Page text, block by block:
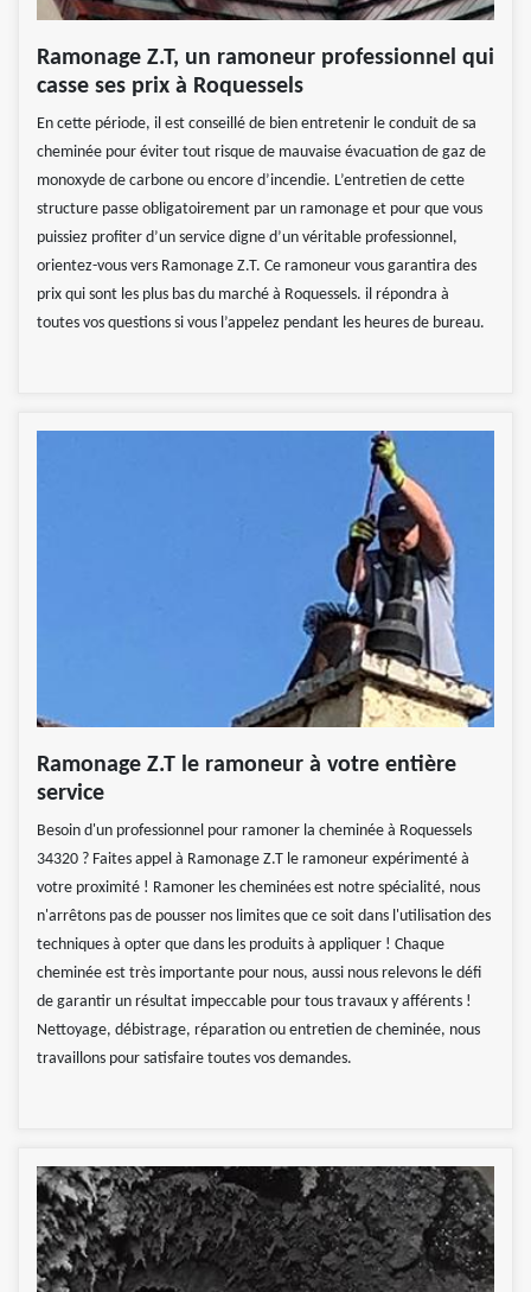
Ramonage Z.T, un ramoneur professionnel qui
casse ses prix à Roquessels
En cette période, il est conseillé de bien entretenir le conduit de sa
cheminée pour éviter tout risque de mauvaise évacuation de gaz de
monoxyde de carbone ou encore d’incendie. L’entretien de cette
structure passe obligatoirement par un ramonage et pour que vous
puissiez profiter d’un service digne d’un véritable professionnel,
orientez-vous vers Ramonage Z.T. Ce ramoneur vous garantira des
prix qui sont les plus bas du marché à Roquessels. il répondra à
toutes vos questions si vous l’appelez pendant les heures de bureau.
Ramonage Z.T le ramoneur à votre entière
service
Besoin d'un professionnel pour ramoner la cheminée à Roquessels
34320 ? Faites appel à Ramonage Z.T le ramoneur expérimenté à
votre proximité ! Ramoner les cheminées est notre spécialité, nous
n'arrêtons pas de pousser nos limites que ce soit dans l'utilisation des
techniques à opter que dans les produits à appliquer ! Chaque
cheminée est très importante pour nous, aussi nous relevons le défi
de garantir un résultat impeccable pour tous travaux y afférents !
Nettoyage, débistrage, réparation ou entretien de cheminée, nous
travaillons pour satisfaire toutes vos demandes.